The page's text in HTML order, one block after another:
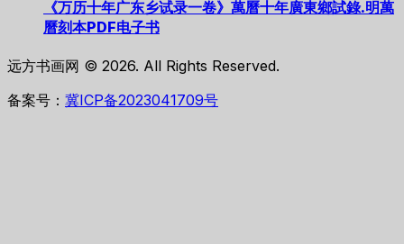
《万历十年广东乡试录一卷》萬曆十年廣東鄉試錄.明萬
曆刻本PDF电子书
远方书画网 © 2026. All Rights Reserved.
备案号： 冀ICP备2023041709号